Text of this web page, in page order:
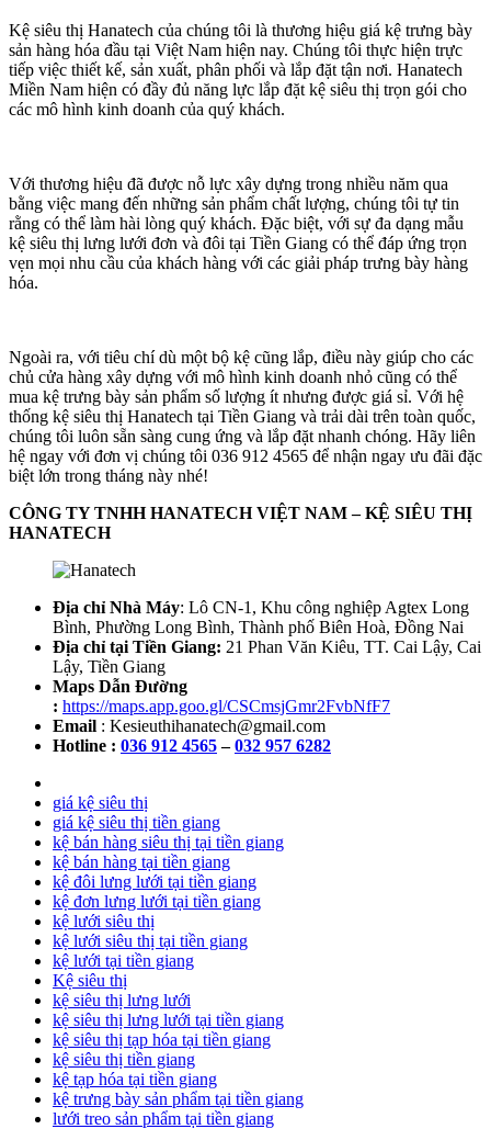
Kệ siêu thị Hanatech của chúng tôi là thương hiệu giá kệ trưng bày
sản hàng hóa đầu tại Việt Nam hiện nay. Chúng tôi thực hiện trực
tiếp việc thiết kế, sản xuất, phân phối và lắp đặt tận nơi. Hanatech
Miền Nam hiện có đầy đủ năng lực lắp đặt kệ siêu thị trọn gói cho
các mô hình kinh doanh của quý khách.
Với thương hiệu đã được nỗ lực xây dựng trong nhiều năm qua
bằng việc mang đến những sản phẩm chất lượng, chúng tôi tự tin
rằng có thể làm hài lòng quý khách. Đặc biệt, với sự đa dạng mẫu
kệ siêu thị lưng lưới đơn và đôi tại Tiền Giang có thể đáp ứng trọn
vẹn mọi nhu cầu của khách hàng với các giải pháp trưng bày hàng
hóa.
Ngoài ra, với tiêu chí dù một bộ kệ cũng lắp, điều này giúp cho các
chủ cửa hàng xây dựng với mô hình kinh doanh nhỏ cũng có thể
mua kệ trưng bày sản phẩm số lượng ít nhưng được giá sỉ. Với hệ
thống kệ siêu thị Hanatech tại Tiền Giang và trải dài trên toàn quốc,
chúng tôi luôn sẵn sàng cung ứng và lắp đặt nhanh chóng. Hãy liên
hệ ngay với đơn vị chúng tôi 036 912 4565 để nhận ngay ưu đãi đặc
biệt lớn trong tháng này nhé!
CÔNG TY TNHH HANATECH VIỆT NAM – KỆ SIÊU THỊ
HANATECH
Địa chỉ Nhà Máy: Lô CN-1, Khu công nghiệp Agtex Long
Bình, Phường Long Bình, Thành phố Biên Hoà, Đồng Nai
Địa chỉ tại Tiền Giang: 21 Phan Văn Kiêu, TT. Cai Lậy, Cai
Lậy, Tiền Giang
Maps Dẫn Đường
: https://maps.app.goo.gl/CSCmsjGmr2FvbNfF7
Email : Kesieuthihanatech@gmail.com
Hotline : 036 912 4565–032 957 6282
giá kệ siêu thị
giá kệ siêu thị tiền giang
kệ bán hàng siêu thị tại tiền giang
kệ bán hàng tại tiền giang
kệ đôi lưng lưới tại tiền giang
kệ đơn lưng lưới tại tiền giang
kệ lưới siêu thị
kệ lưới siêu thị tại tiền giang
kệ lưới tại tiền giang
Kệ siêu thị
kệ siêu thị lưng lưới
kệ siêu thị lưng lưới tại tiền giang
kệ siêu thị tạp hóa tại tiền giang
kệ siêu thị tiền giang
kệ tạp hóa tại tiền giang
kệ trưng bày sản phẩm tại tiền giang
lưới treo sản phẩm tại tiền giang